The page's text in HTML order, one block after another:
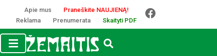
Apie mus
Praneškite NAUJIENĄ!
Reklama
Prenumerata Skaityti PDF